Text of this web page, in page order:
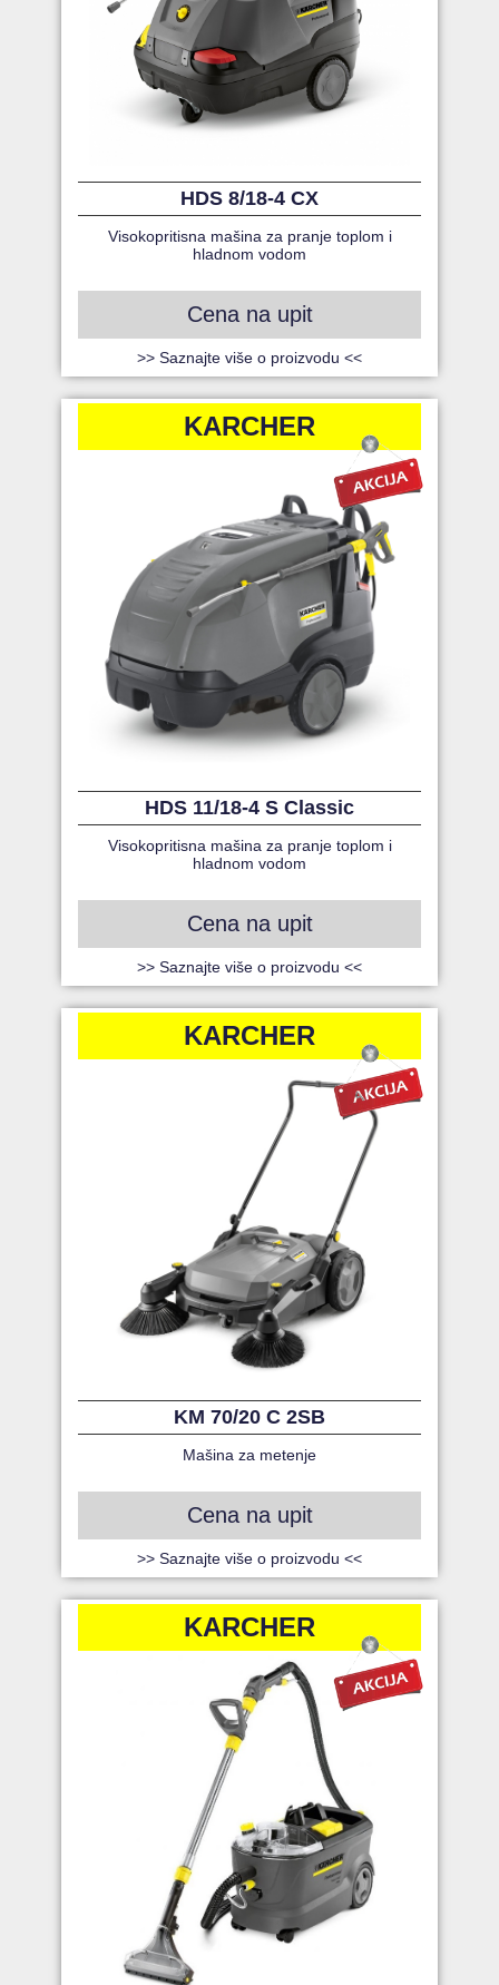
HDS 8/18-4 CX
Visokopritisna mašina za pranje toplom i
hladnom vodom
Cena na upit
>> Saznajte više o proizvodu <<
KARCHER
HDS 11/18-4 S Classic
Visokopritisna mašina za pranje toplom i
hladnom vodom
Cena na upit
>> Saznajte više o proizvodu <<
KARCHER
KM 70/20 C 2SB
Mašina za metenje
Cena na upit
>> Saznajte više o proizvodu <<
KARCHER